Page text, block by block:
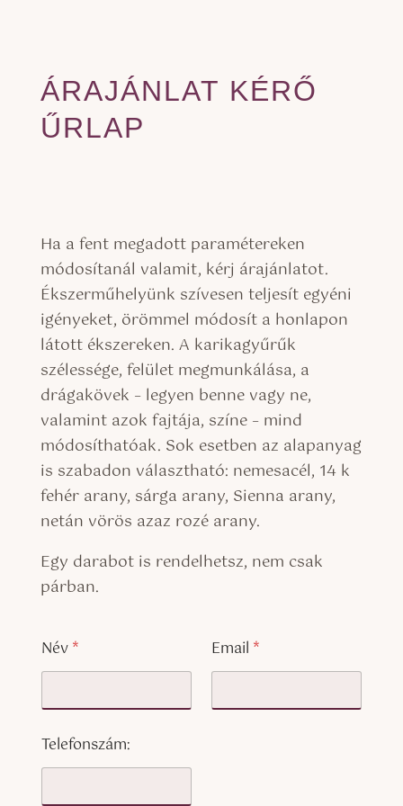
ÁRAJÁNLAT KÉRŐ
ŰRLAP
Ha a fent megadott paramétereken
módosítanál valamit, kérj árajánlatot.
Ékszerműhelyünk szívesen teljesít egyéni
igényeket, örömmel módosít a honlapon
látott ékszereken. A karikagyűrűk
szélessége, felület megmunkálása, a
drágakövek – legyen benne vagy ne,
valamint azok fajtája, színe – mind
módosíthatóak. Sok esetben az alapanyag
is szabadon választható: nemesacél, 14 k
fehér arany, sárga arany, Sienna arany,
netán vörös azaz rozé arany.
Egy darabot is rendelhetsz, nem csak
párban.
Név* Email *
Telefonszám: